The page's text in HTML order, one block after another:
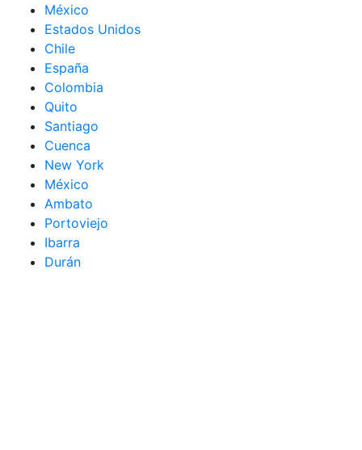
México
Estados Unidos
Chile
España
Colombia
Quito
Santiago
Cuenca
New York
México
Ambato
Portoviejo
Ibarra
Durán